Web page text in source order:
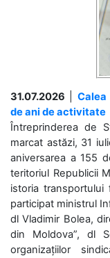
31.07.2026
Calea
de ani de activitate
Întreprinderea de
marcat astăzi, 31
aniversarea a 155
teritoriul Republicii
istoria
participat ministrul
dl Vladimir Bolea,
din Moldova”, dl
organizațiilor